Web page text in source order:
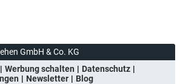
GmbH & Co. KG
Werbung schalten
Datenschutz
Newsletter
Blog